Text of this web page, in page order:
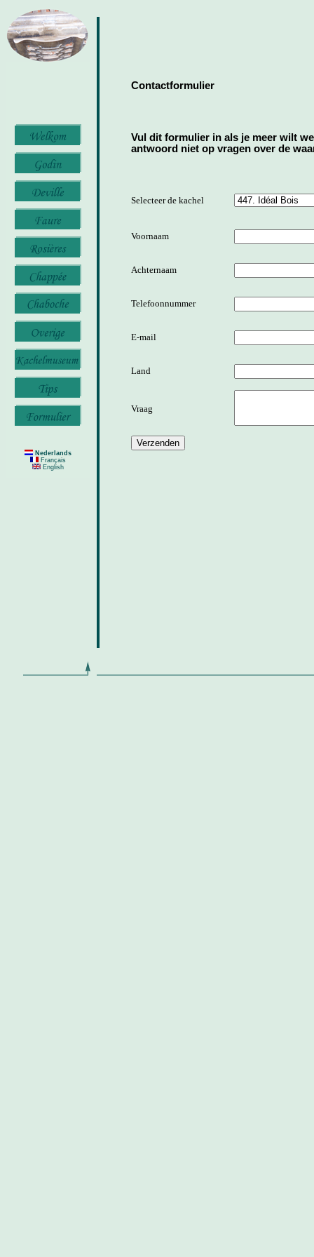
Nederlands
Français
English
Contactformulier
Vul dit formulier in als je meer wilt
antwoord niet op vragen over de
Selecteer de kachel
Voornaam
Achternaam
Telefoonnummer
E-mail
Land
Vraag